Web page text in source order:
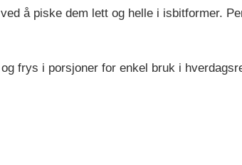
å piske dem lett og helle i isbitformer.
frys i porsjoner for enkel bruk i